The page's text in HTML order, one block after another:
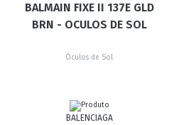
BALMAIN FIXE II 137E GLD
BRN - OCULOS DE SOL
Óculos de Sol
BALENCIAGA